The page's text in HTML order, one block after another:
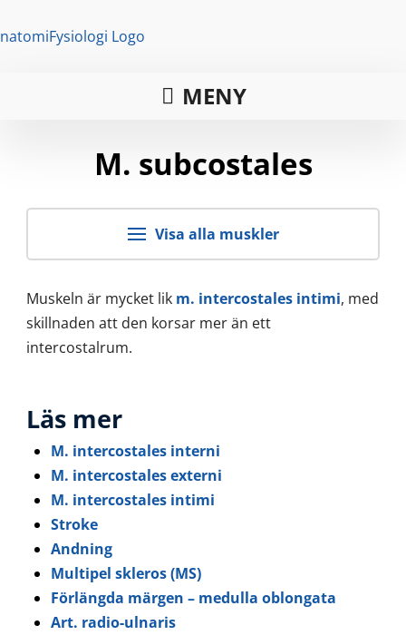
MENY
M. subcostales
Visa alla muskler
Muskeln är mycket lik m. intercostales intimi, med
skillnaden att den korsar mer än ett
intercostalrum.
Läs mer
M. intercostales interni
M. intercostales externi
M. intercostales intimi
Stroke
Andning
Multipel skleros (MS)
Förlängda märgen – medulla oblongata
Art. radio-ulnaris